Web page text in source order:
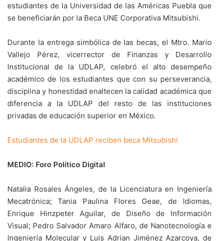
estudiantes de la Universidad de las Américas Puebla que
se beneficiarán por la Beca UNE Corporativa Mitsubishi.
Durante la entrega simbólica de las becas, el Mtro. Mario
Vallejo Pérez, vicerrector de Finanzas y Desarrollo
Institucional de la UDLAP, celebró el alto desempeño
académico de los estudiantes que con su perseverancia,
disciplina y honestidad enaltecen la calidad académica que
diferencia a la UDLAP del resto de las instituciones
privadas de educación superior en México.
Estudiantes de la UDLAP reciben beca Mitsubishi
MEDIO: Foro Político Digital
Natalia Rosales Ángeles, de la Licenciatura en Ingeniería
Mecatrónica; Tania Paulina Flores Geae, de Idiomas,
Enrique Hinzpeter Aguilar, de Diseño de Información
Visual; Pedro Salvador Amaro Alfaro, de Nanotecnología e
Ingeniería Molecular y Luis Adrian Jiménez Azarcoya, de